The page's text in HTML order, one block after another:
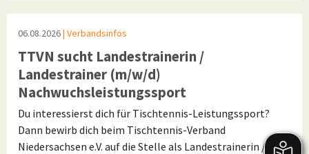
06.08.2026| Verbandsinfos
TTVN sucht Landestrainerin /
Landestrainer (m/w/d)
Nachwuchsleistungssport
Du interessierst dich für Tischtennis-Leistungssport?
Dann bewirb dich beim Tischtennis-Verband
Niedersachsen e.V. auf die Stelle als Landestrainerin /